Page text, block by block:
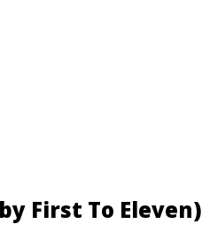
First To Eleven)